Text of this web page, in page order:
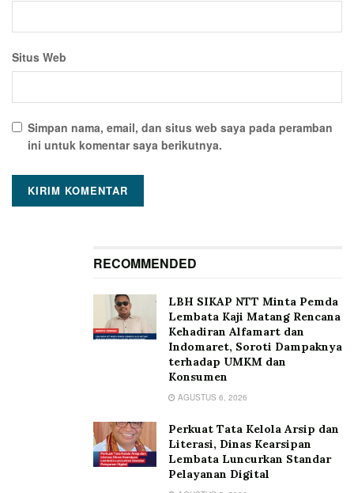
Situs Web
Simpan nama, email, dan situs web saya pada peramban
ini untuk komentar saya berikutnya.
RECOMMENDED
LBH SIKAP NTT Minta Pemda
Lembata Kaji Matang Rencana
Kehadiran Alfamart dan
Indomaret, Soroti Dampaknya
terhadap UMKM dan
Konsumen
AGUSTUS 6, 2026
Perkuat Tata Kelola Arsip dan
Literasi, Dinas Kearsipan
Lembata Luncurkan Standar
Pelayanan Digital